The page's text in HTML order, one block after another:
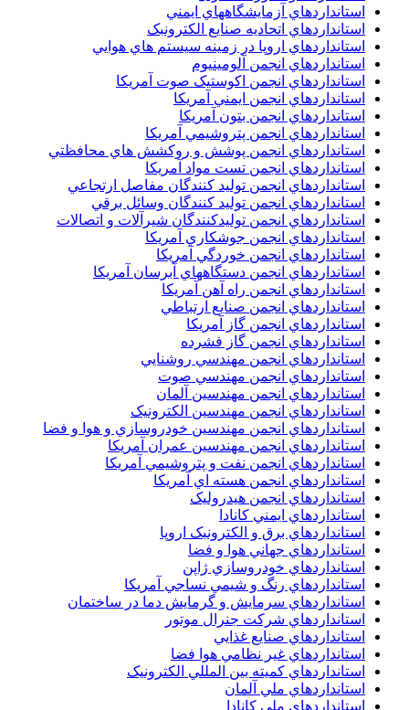
استانداردهاي آزمايشگاههاي ايمني
استانداردهاي اتحاديه صنايع الکترونبک
استانداردهاي اروپا در زمينه سيستم هاي هوايي
استانداردهاي انجمن آلومينيوم
استانداردهاي انجمن اکوستيک صوت آمريکا
استانداردهاي انجمن ايمني آمريکا
استانداردهاي انجمن بتون آمريکا
استانداردهاي انجمن پتروشيمي آمريکا
استانداردهاي انجمن پوشش و روکشش هاي محافظتي
استانداردهاي انجمن تست مواد آمريکا
استانداردهاي انجمن توليد کنندگان مفاصل ارتجاعي
استانداردهاي انجمن توليد کنندگان وسائل برقي
استانداردهاي انجمن توليدکنندگان شيرآلات و اتصالات
استانداردهاي انجمن جوشکاري آمريکا
استانداردهاي انجمن خوردگي آمريکا
استانداردهاي انجمن دستگاههاي آبرسان آمريکا
استانداردهاي انجمن راه آهن آمريکا
استانداردهاي انجمن صنايع ارتباطي
استانداردهاي انجمن گاز آمريکا
استانداردهاي انجمن گاز فشرده
استانداردهاي انجمن مهندسي روشنايي
استانداردهاي انجمن مهندسي صوت
استانداردهاي انجمن مهندسين آلمان
استانداردهاي انجمن مهندسين الکترونيک
استانداردهاي انجمن مهندسين خودروسازي و هوا و فضا
استانداردهاي انجمن مهندسين عمران آمريکا
استانداردهاي انجمن نفت و پتروشيمي آمريکا
استانداردهاي انجمن هسته اي آمريکا
استانداردهاي انجمن هيدروليک
استانداردهاي ايمني کانادا
استانداردهاي برق و الکترونبک اروپا
استانداردهاي جهاني هوا و فضا
استانداردهاي خودروسازي ژاپن
استانداردهاي رنگ و شيمي نساجي آمريکا
استانداردهاي سرمايش و گرمايش دما در ساختمان
استانداردهاي شرکت جنرال موتور
استانداردهاي صنايع غذايي
استانداردهاي غير نظامي هوا فضا
استانداردهاي کميته بين المللي الکترونيک
استانداردهاي ملي آلمان
استانداردهاي ملي کانادا